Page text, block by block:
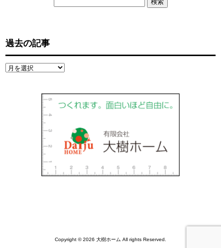
過去の記事
過
Copyright © 2026 大樹ホーム All rights Reserved.